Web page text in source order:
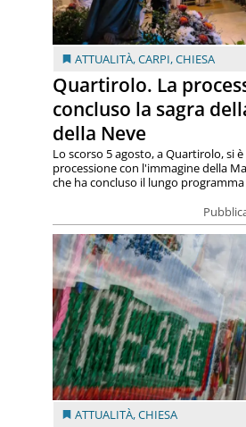
ATTUALITÀ,CARPI,CHIESA
Quartirolo. La
concluso la sagra
della Neve
Lo scorso 5 agosto, a Quartirolo, si
processione con l'immagine della
che ha concluso il lungo programma
ATTUALITÀ,CHIESA